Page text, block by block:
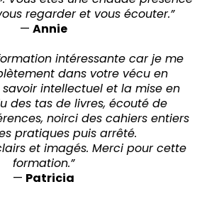
regarder et vous écouter.”
— Annie
intéressante car je me
dans votre vécu en
intellectuel et la mise en
des tas de livres, écouté de
noirci des cahiers entiers
pratiques puis arrêté.
et imagés. Merci pour cette
formation.”
— Patricia